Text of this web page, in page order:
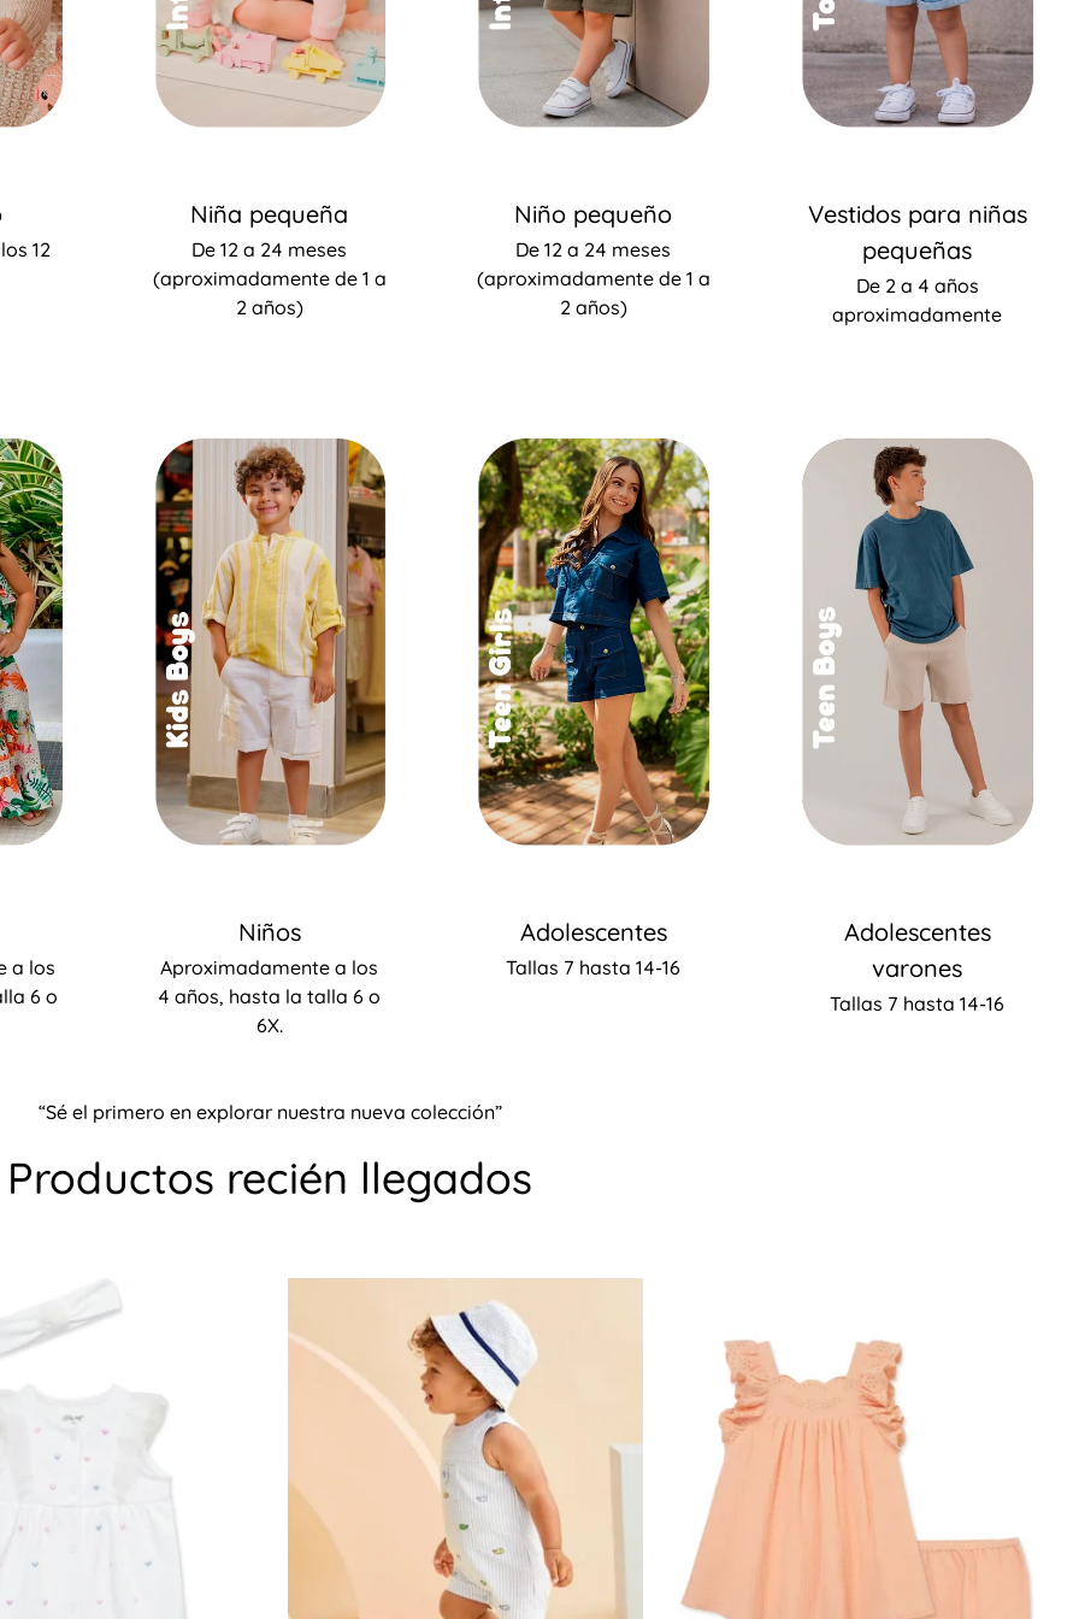
12
Niña pequeña
De 12 a 24 meses
(aproximadamente de 1 a
2 años)
Niño pequeño
De 12 a 24 meses
(aproximadamente de 1 a
2 años)
Vestidos para niñas
pequeñas
De 2 a 4 años
aproximadamente
a los
6 o
Niños
Aproximadamente a los
4 años, hasta la talla 6 o
6X.
Adolescentes
Tallas 7 hasta 14-16
Adolescentes
varones
Tallas 7 hasta 14-16
“Sé el primero en explorar nuestra nueva colección”
Productos recién llegados
Confirma tu edad